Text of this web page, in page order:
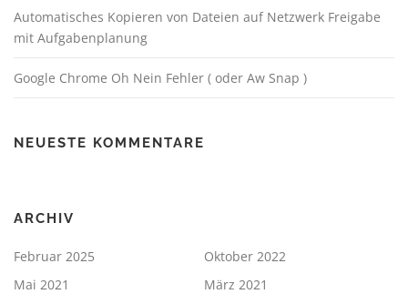
Automatisches Kopieren von Dateien auf Netzwerk Freigabe
mit Aufgabenplanung
Google Chrome Oh Nein Fehler ( oder Aw Snap )
NEUESTE KOMMENTARE
ARCHIV
Februar 2025
Oktober 2022
Mai 2021
März 2021